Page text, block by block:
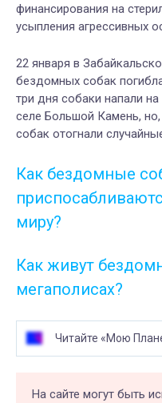
финансирования на
усыпления агрессивных
22 января в
бездомных собак
три дня собаки напали
селе Большой Камень,
собак отогнали
Как бездомные
миру?
Как живут
мегаполисах?
Читайте «Мою
На сайте могут быть